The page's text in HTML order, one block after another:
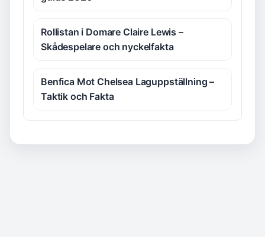
Rollistan i Domare Claire Lewis –
Skådespelare och nyckelfakta
Benfica Mot Chelsea Laguppställning –
Taktik och Fakta